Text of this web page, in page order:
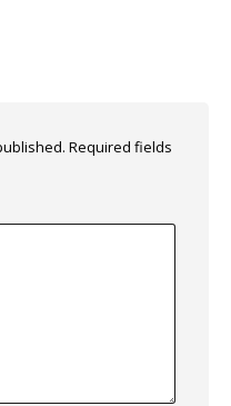
Required fields